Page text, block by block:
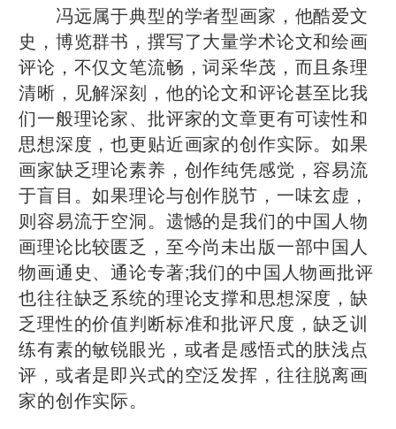
冯远属于典型的学者型画家，他酷爱文
史，博览群书，撰写了大量学术论文和绘画
评论，不仅文笔流畅，词采华茂，而且条理
清晰，见解深刻，他的论文和评论甚至比我
们一般理论家、批评家的文章更有可读性和
思想深度，也更贴近画家的创作实际。如果
画家缺乏理论素养，创作纯凭感觉，容易流
于盲目。如果理论与创作脱节，一味玄虚，
则容易流于空洞。遗憾的是我们的中国人物
画理论比较匮乏，至今尚未出版一部中国人
物画通史、通论专著;我们的中国人物画批评
也往往缺乏系统的理论支撑和思想深度，缺
乏理性的价值判断标准和批评尺度，缺乏训
练有素的敏锐眼光，或者是感悟式的肤浅点
评，或者是即兴式的空泛发挥，往往脱离画
家的创作实际。